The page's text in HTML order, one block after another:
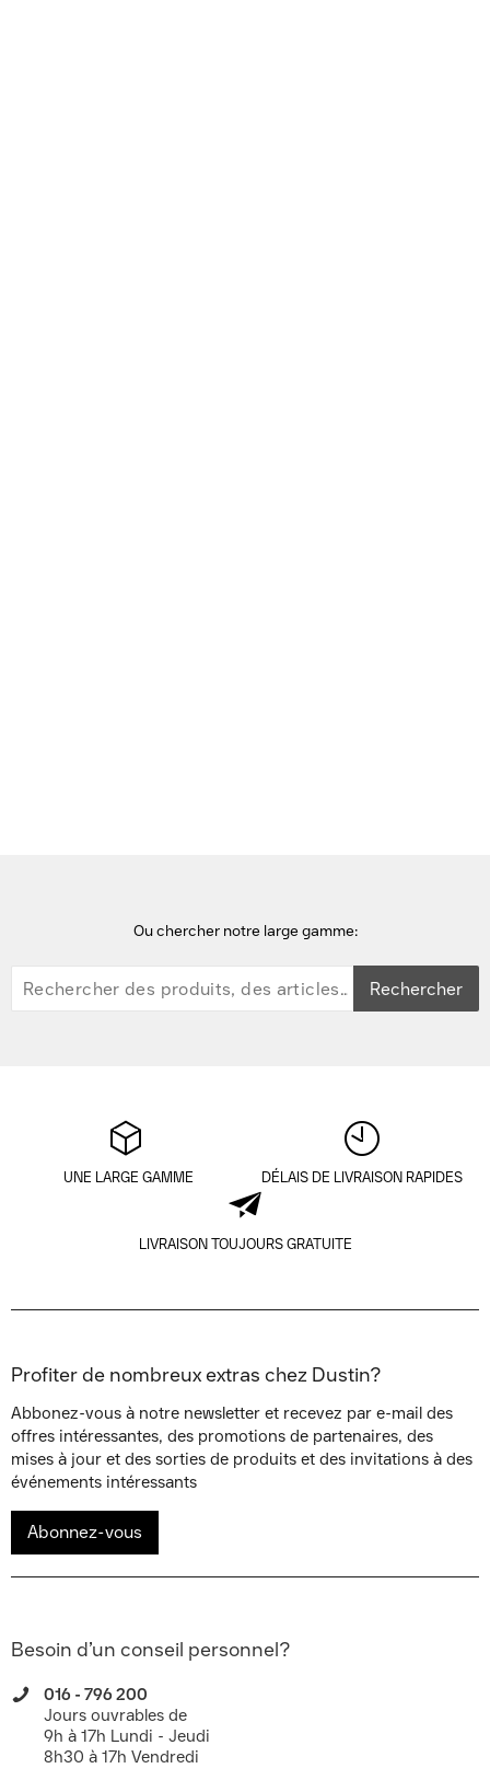
Ou chercher notre large gamme:
Rechercher
UNE LARGE GAMME DÉLAIS DE LIVRAISON RAPIDES
LIVRAISON TOUJOURS GRATUITE
Profiter de nombreux extras chez Dustin?
Abbonez-vous à notre newsletter et recevez par e-mail des
offres intéressantes, des promotions de partenaires, des
mises à jour et des sorties de produits et des invitations à des
événements intéressants
Abonnez-vous
Besoin d’un conseil personnel?
016 - 796 200
Jours ouvrables de
9h à 17h Lundi - Jeudi
8h30 à 17h Vendredi